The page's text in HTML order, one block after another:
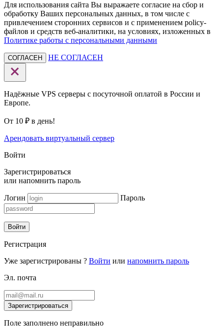
Для использования сайта Вы выражаете согласие на сбор и
обработку Ваших персональных данных, в том числе с
привлечением сторонних сервисов и с применением policy-
файлов и средств веб-аналитики, на условиях, изложенных в
Политике работы с персональными данными
СОГЛАСЕН НЕ СОГЛАСЕН
Надёжные VPS серверы с посуточной оплатой в России и
Европе.
От 10 ₽ в день!
Арендовать виртуальный сервер
Войти
Зарегистрироваться
или напомнить пароль
Логин Пароль
Войти
Регистрация
Уже зарегистрированы ? Войти или напомнить пароль
Эл. почта
Зарегистрироваться
Поле заполнено неправильно